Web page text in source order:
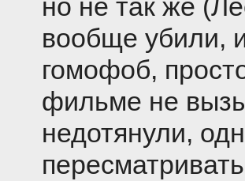
но не так же
вообще убили,
гомофоб,
фильме не
недотянули,